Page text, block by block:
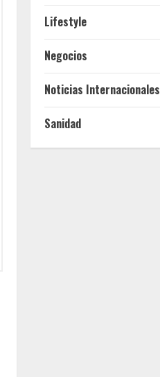
Lifestyle
Negocios
Noticias Internacionales
Sanidad